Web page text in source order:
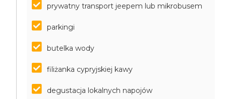
prywatny transport jeepem lub mikrobusem
parkingi
butelka wody
filiżanka cypryjskiej kawy
degustacja lokalnych napojów